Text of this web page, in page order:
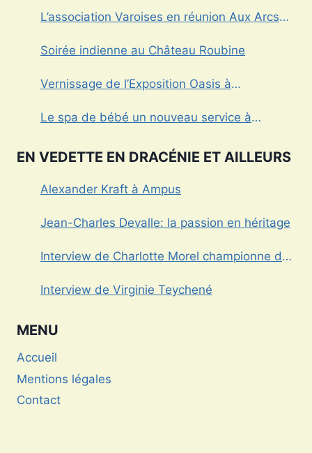
L’association Varoises en réunion Aux Arcs
Soirée indienne au Château Roubine
Vernissage de l’Exposition Oasis à
Le spa de bébé un nouveau service à
EN VEDETTE EN DRACÉNIE ET AILLEURS
Alexander Kraft à Ampus
Jean-Charles Devalle: la passion en héritage
Interview de Charlotte Morel championne de
Interview de Virginie Teychené
MENU
Accueil
Mentions légales
Contact